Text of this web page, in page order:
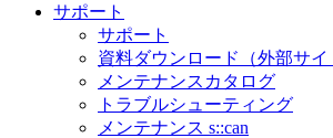
サポート
サポート
資料ダウンロード（外部サイ
メンテナンスカタログ
トラブルシューティング
メンテナンス s::can